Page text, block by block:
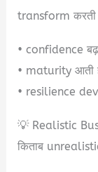
transform करती
• confidence
• maturity आती
• resilience
💡 Realistic
किताब